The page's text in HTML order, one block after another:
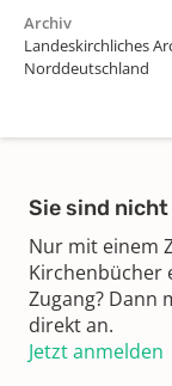
Archiv
Landeskirchliches
Norddeutschland
Sie sind
Nur mit einem
Kirchenbücher
Zugang? Dann
direkt an.
Jetzt anmelden